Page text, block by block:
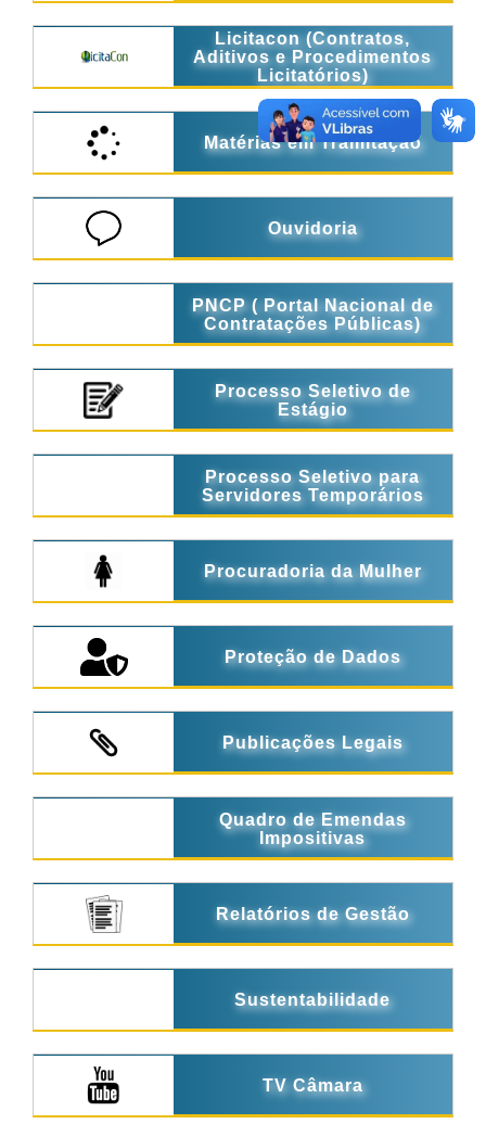
Licitacon (Contratos,
Aditivos e Procedimentos
Licitatórios)
Matérias em Tramitação
Ouvidoria
PNCP ( Portal Nacional de
Contratações Públicas)
Processo Seletivo de
Estágio
Processo Seletivo para
Servidores Temporários
Procuradoria da Mulher
Proteção de Dados
Publicações Legais
Quadro de Emendas
Impositivas
Relatórios de Gestão
Sustentabilidade
TV Câmara